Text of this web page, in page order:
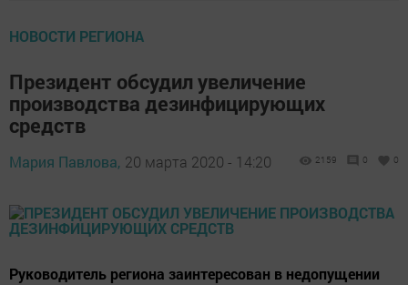
НОВОСТИ РЕГИОНА
Президент обсудил увеличение
производства дезинфицирующих
средств
Мария Павлова, 20 марта 2020 - 14:20 2159 0 0
Руководитель региона заинтересован в недопущении